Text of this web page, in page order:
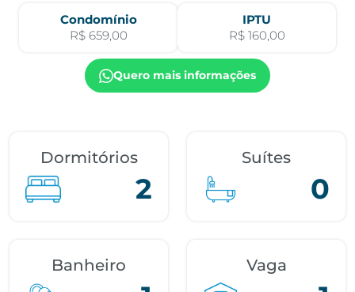
Condomínio
R$ 659,00
IPTU
R$ 160,00
Quero mais informações
Dormitórios
2
Suítes
0
Banheiro Vaga